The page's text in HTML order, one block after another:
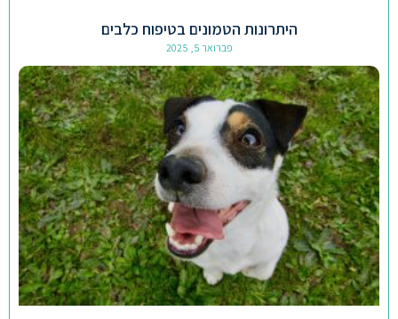
היתרונות הטמונים בטיפוח כלבים
פברואר 5, 2025